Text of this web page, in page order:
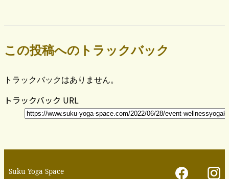
この投稿へのトラックバック
トラックバックはありません。
トラックバック URL
Suku Yoga Space